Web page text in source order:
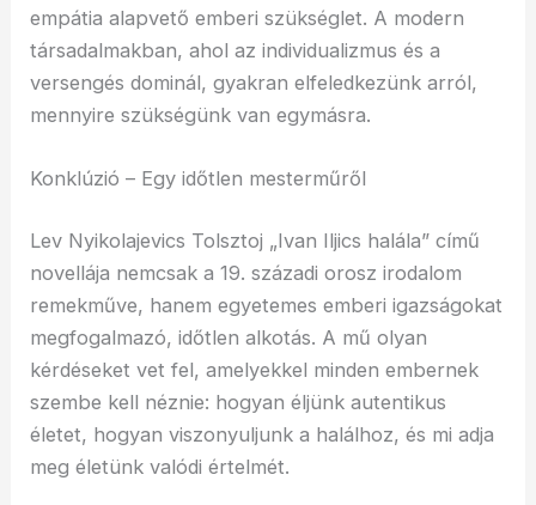
empátia alapvető emberi szükséglet. A modern
társadalmakban, ahol az individualizmus és a
versengés dominál, gyakran elfeledkezünk arról,
mennyire szükségünk van egymásra.
Konklúzió – Egy időtlen mesterműről
Lev Nyikolajevics Tolsztoj „Ivan Iljics halála” című
novellája nemcsak a 19. századi orosz irodalom
remekműve, hanem egyetemes emberi igazságokat
megfogalmazó, időtlen alkotás. A mű olyan
kérdéseket vet fel, amelyekkel minden embernek
szembe kell néznie: hogyan éljünk autentikus
életet, hogyan viszonyuljunk a halálhoz, és mi adja
meg életünk valódi értelmét.